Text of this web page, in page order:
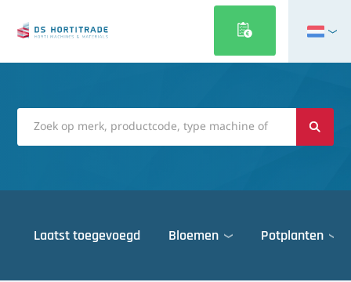
English
Deutsch
Polski
Română
Laatst toegevoegd Bloemen Potplanten